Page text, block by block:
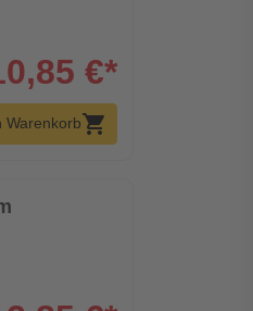
€*
Menge
Warenkorbshopping_cart